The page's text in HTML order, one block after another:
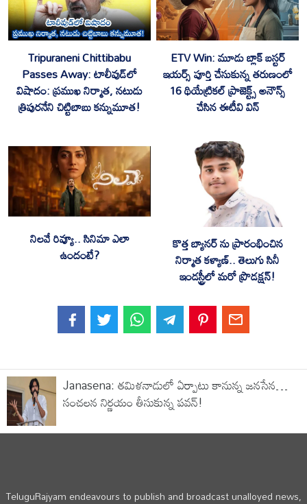
Tripuraneni Chittibabu
Passes Away: టాలీవుడ్‌లో
విషాదం: ప్రముఖ నిర్మాత, నటుడు
త్రిపురనేని చిట్టిబాబు కన్నుమూత!
ETV Win: మూడు బ్లాక్ బస్టర్
ఇయర్స్ పూర్తి చేసుకున్న తరుణంలో
16 థియేట్రికల్ ప్రాజెక్ట్స్ అనౌన్స్‌
చేసిన ఈటీవి విన్
నిలవే రివ్యూ.. సినిమా ఎలా
ఉందంటే?
కొత్త బ్యానర్ ను ప్రారంభించిన
నిర్మాత కళ్యాణ్.. తెలుగు సినీ
ఇండస్ట్రీలో మరో ప్రొడక్షన్!
Janasena: తమిళనాడులో ఏర్పాటు కానున్న జనసేన…
సంచలన నిర్ణయం తీసుకున్న పవన్!
TeluguRajyam endeavours to publish and broadcast unalloyed news,